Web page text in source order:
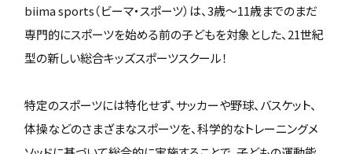
biima sports（ビーマ・スポーツ）は、3歳〜11歳までのまだ
専門的にスポーツを始める前の子どもを対象とした、21世紀
型の新しい総合キッズスポーツスクール！
特定のスポーツには特化せず、サッカーや野球、バスケット、
体操などのさまざまなスポーツを、科学的なトレーニングメ